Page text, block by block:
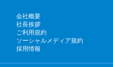
会社概要
社長挨拶
ご利用規約
ソーシャルメディア規約
採用情報